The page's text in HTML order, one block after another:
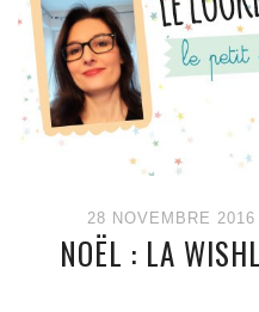
28 NOVEMBRE 2016
NOËL : LA